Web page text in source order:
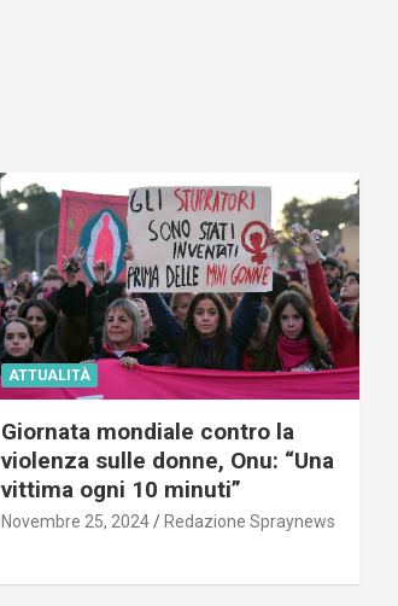
ATTUALITÀ
Giornata mondiale contro la
violenza sulle donne, Onu: “Una
vittima ogni 10 minuti”
Novembre 25, 2024 Redazione Spraynews